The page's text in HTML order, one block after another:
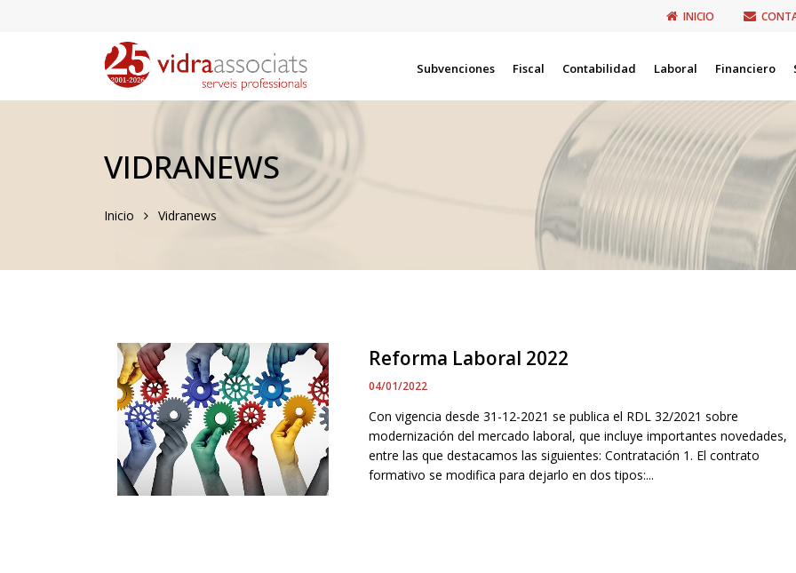
INICIO
Subvenciones Fiscal Contabilidad Laboral Financiero
VIDRANEWS
Inicio Vidranews
Reforma Laboral 2022
04/01/2022
Con vigencia desde 31-12-2021 se publica el RDL 32/2021 sobre
modernización del mercado laboral, que incluye importantes novedades,
entre las que destacamos las siguientes: Contratación 1. El contrato
formativo se modifica para dejarlo en dos tipos:...